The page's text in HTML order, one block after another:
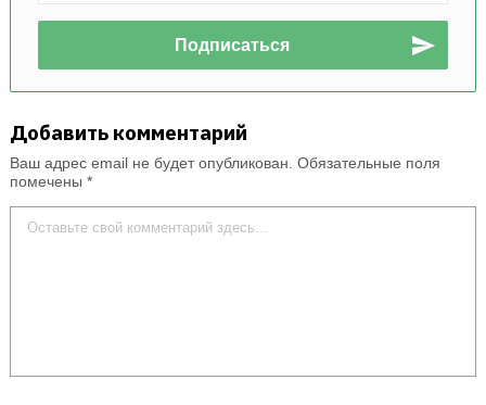
Добавить комментарий
Ваш адрес email не будет опубликован. Обязательные поля
помечены *